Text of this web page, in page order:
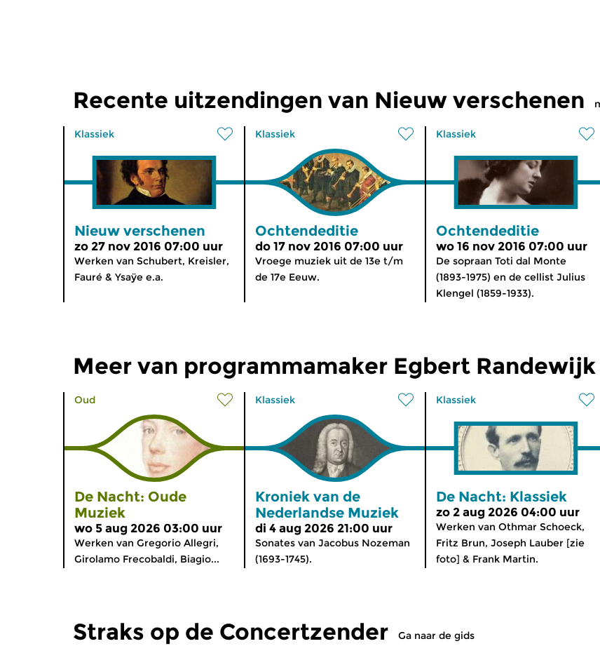
Recente uitzendingen van Nieuw verschenen
Klassiek
Nieuw verschenen
zo 27 nov 2016 07:00 uur
Werken van Schubert, Kreisler,
Fauré & Ysaÿe e.a.
Klassiek
Ochtendeditie
do 17 nov 2016 07:00 uur
Vroege muziek uit de 13e t/m
de 17e Eeuw.
Klassiek
Ochtendeditie
wo 16 nov 2016 07:00 uur
De sopraan Toti dal Monte
(1893-1975) en de cellist Julius
Klengel (1859-1933).
Meer van programmamaker Egbert Randewijk
Oud
De Nacht: Oude
Muziek
wo 5 aug 2026 03:00 uur
Werken van Gregorio Allegri,
Girolamo Frecobaldi, Biagio...
Klassiek
Kroniek van de
Nederlandse Muziek
di 4 aug 2026 21:00 uur
Sonates van Jacobus Nozeman
(1693-1745).
Klassiek
De Nacht: Klassiek
zo 2 aug 2026 04:00 uur
Werken van Othmar Schoeck,
Fritz Brun, Joseph Lauber [zie
foto] & Frank Martin.
Straks op de Concertzender Ga naar de gids